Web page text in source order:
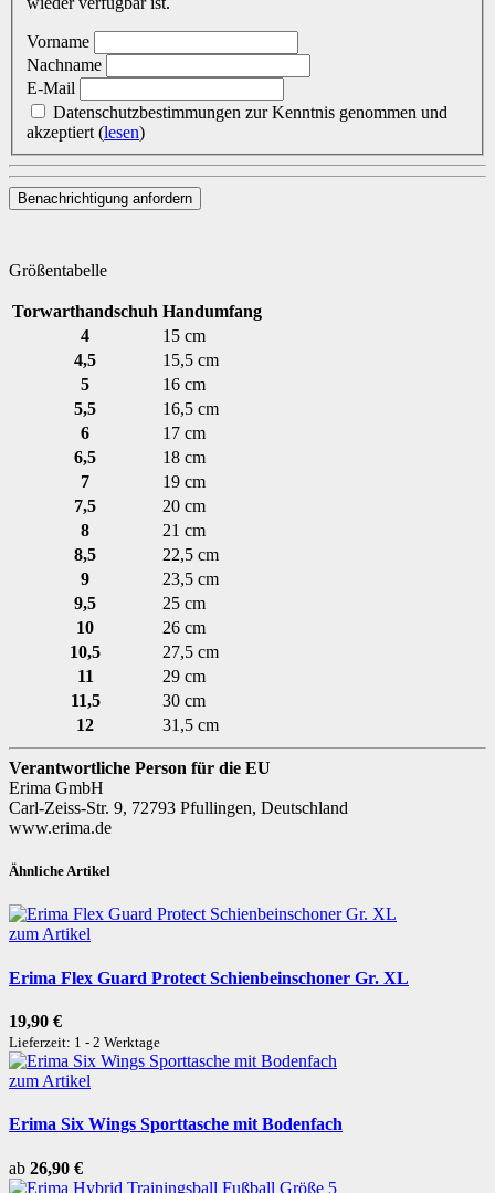
Vorname
Nachname
E-Mail
akzeptiert (lesen)
Benachrichtigung anfordern
Größentabelle
Torwarthandschuh Handumfang
4
15 cm
4,5
15,5 cm
5
16 cm
5,5
16,5 cm
6
17 cm
6,5
18 cm
7
19 cm
7,5
20 cm
8
21 cm
8,5
22,5 cm
9
23,5 cm
9,5
25 cm
10
26 cm
10,5
27,5 cm
11
29 cm
11,5
30 cm
12
31,5 cm
Verantwortliche Person für die EU
Erima GmbH
Carl-Zeiss-Str. 9, 72793 Pfullingen, Deutschland
www.erima.de
Ähnliche Artikel
zum Artikel
Erima Flex Guard Protect Schienbeinschoner Gr. XL
19,90 €
Lieferzeit: 1 - 2 Werktage
zum Artikel
Erima Six Wings Sporttasche mit Bodenfach
ab 26,90 €